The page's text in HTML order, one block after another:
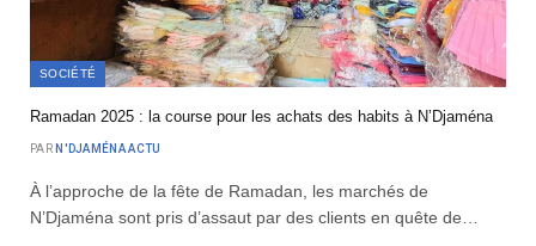
SOCIÉTÉ
Ramadan 2025 : la course pour les achats des habits à N’Djaména
PAR N'DJAMÉNA ACTU
À l’approche de la fête de Ramadan, les marchés de
N’Djaména sont pris d’assaut par des clients en quête de…